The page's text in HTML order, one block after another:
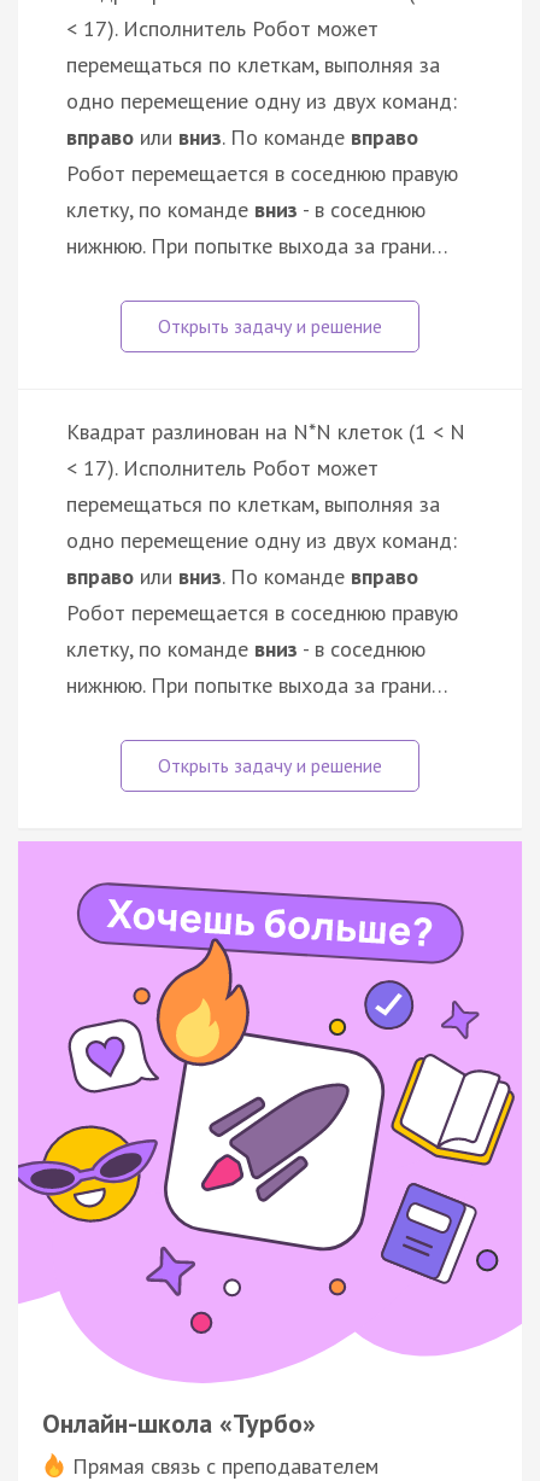
< 17). Исполнитель Робот может
перемещаться по клеткам, выполняя за
одно перемещение одну из двух команд:
вправо или вниз. По команде вправо
Робот перемещается в соседнюю правую
клетку, по команде вниз - в соседнюю
нижнюю. При попытке выхода за грани…
Квадрат разлинован на N*N клеток (1 < N
< 17). Исполнитель Робот может
перемещаться по клеткам, выполняя за
одно перемещение одну из двух команд:
вправо или вниз. По команде вправо
Робот перемещается в соседнюю правую
клетку, по команде вниз - в соседнюю
нижнюю. При попытке выхода за грани…
Онлайн-школа «Турбо»
Прямая связь с преподавателем